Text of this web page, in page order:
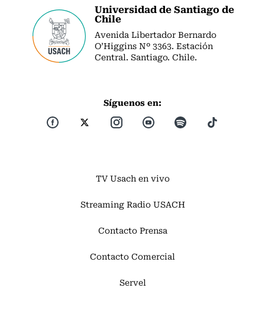
Universidad de Santiago de
Chile
Avenida Libertador Bernardo
O’Higgins Nº 3363. Estación
Central. Santiago. Chile.
Síguenos en:
TV Usach en vivo
Streaming Radio USACH
Contacto Prensa
Contacto Comercial
Servel